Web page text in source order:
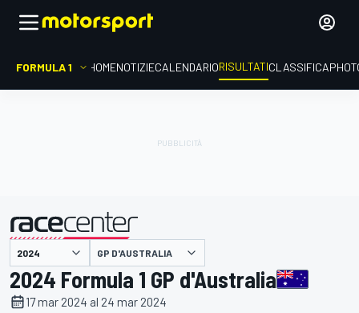
FORMULA 1 HOMENOTIZIECALENDARIORISULTATICLASSIFICA
presentato da GP D'AUSTRALIA
2024 Formula 1 GP d'Australia
17 mar 2024 al 24 mar 2024